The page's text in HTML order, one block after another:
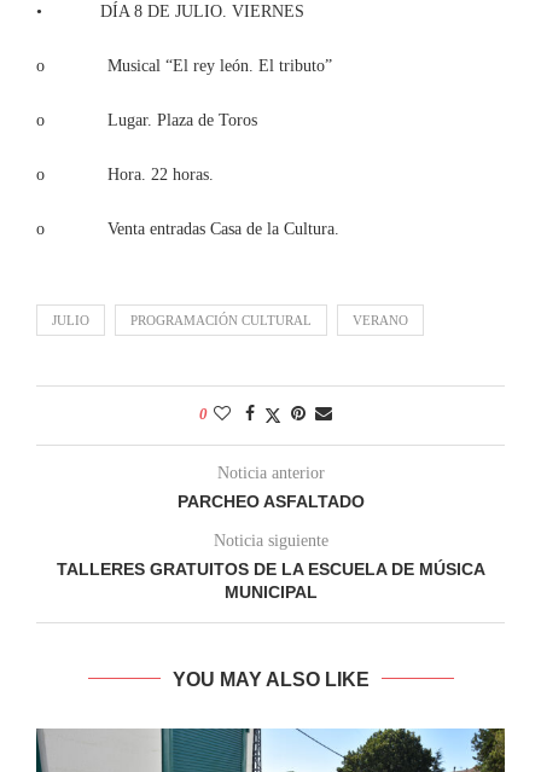
• DÍA 8 DE JULIO. VIERNES
o Musical “El rey león. El tributo”
o Lugar. Plaza de Toros
o Hora. 22 horas.
o Venta entradas Casa de la Cultura.
JULIO PROGRAMACIÓN CULTURAL VERANO
0
Noticia anterior
PARCHEO ASFALTADO
Noticia siguiente
TALLERES GRATUITOS DE LA ESCUELA DE MÚSICA
MUNICIPAL
YOU MAY ALSO LIKE